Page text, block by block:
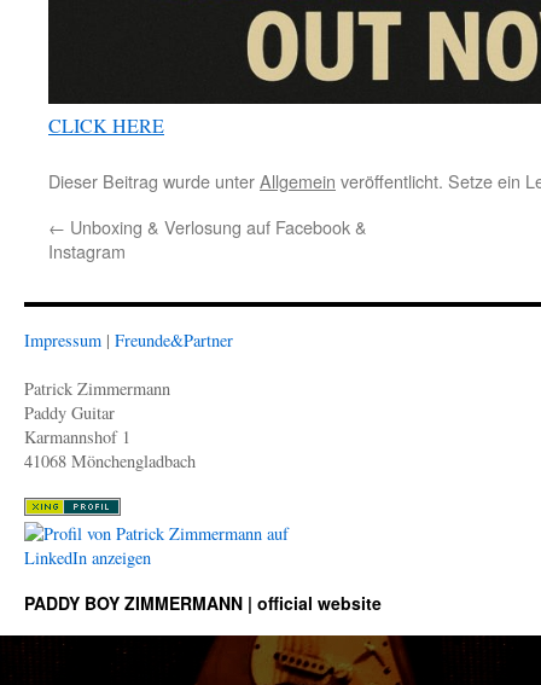
CLICK HERE
Dieser Beitrag wurde unterAllgemein veröffentlicht. Setze ein
← Unboxing & Verlosung auf Facebook &
Instagram
Impressum | Freunde&Partner
Patrick Zimmermann
Paddy Guitar
Karmannshof 1
41068 Mönchengladbach
PADDY BOY ZIMMERMANN | official website